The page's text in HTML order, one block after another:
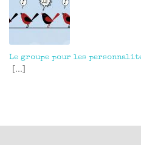
Le groupe pour les
[...]